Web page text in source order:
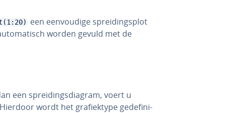
een een­vou­di­ge sprei­dings­plot
worden gevuld met de
een sprei­dings­di­a­gram, voert u
wordt het gra­fiek­ty­pe ge­de­fi­ni­